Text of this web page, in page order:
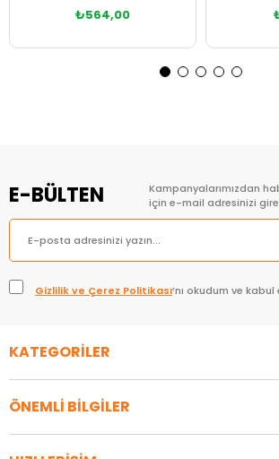
₺564,00
E-BÜLTEN
Kampanyalarımızdan
için e-mail adresinizi
Gizlilik ve Çerez Politikası’nı okudum ve
KATEGORİLER
ÖNEMLİ BİLGİLER